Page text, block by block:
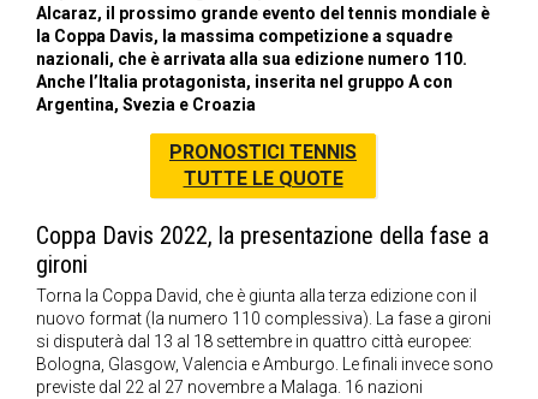
Alcaraz, il prossimo grande evento del tennis mondiale è
la Coppa Davis, la massima competizione a squadre
nazionali, che è arrivata alla sua edizione numero 110.
Anche l’Italia protagonista, inserita nel gruppo A con
Argentina, Svezia e Croazia
PRONOSTICI TENNIS
TUTTE LE QUOTE
Coppa Davis 2022, la presentazione della fase a
gironi
Torna la Coppa David, che è giunta alla terza edizione con il
nuovo format (la numero 110 complessiva). La fase a gironi
si disputerà dal 13 al 18 settembre in quattro città europee:
Bologna, Glasgow, Valencia e Amburgo. Le finali invece sono
previste dal 22 al 27 novembre a Malaga. 16 nazioni